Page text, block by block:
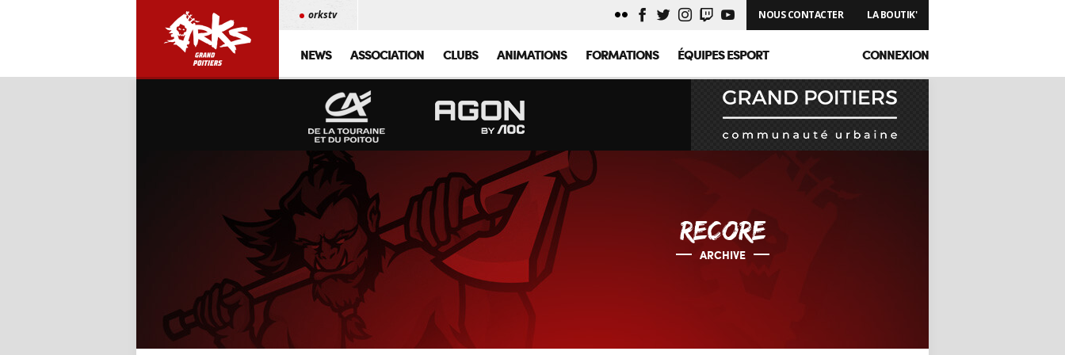
LA BOUTIK'
NOUS CONTACTER
orkstv
NEWS ASSOCIATION CLUBS ANIMATIONS FORMATIONS ÉQUIPES ESPORT CONNEXION
RECORE
ARCHIVE